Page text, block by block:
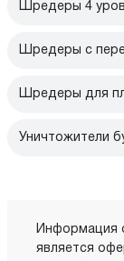
Шредеры 4
Шредеры с
Шредеры для
Уничтожители
Информация
является